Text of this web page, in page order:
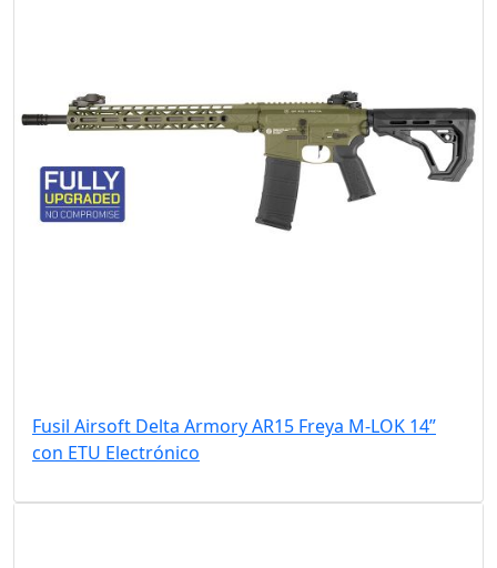
Fusil Airsoft Delta Armory AR15 Freya M-LOK 14”
con ETU Electrónico